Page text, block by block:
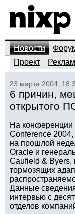
Новости
Проект
23 марта 2004,
6 причин,
открытого
На конференции
Conference
на прошлой
Oracle и
Caufield & Byers,
тормозящих
Данные
интервью с
отделов